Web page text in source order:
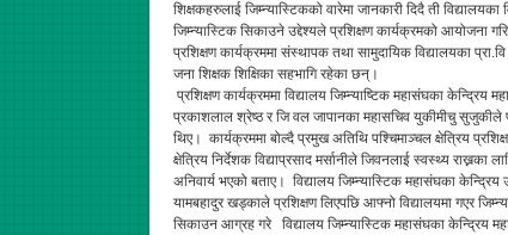
शिक्षकहरुलाई जिम्न्यास्टिकको वारेमा जानकारी दिदै ती विद्यालयका
जिम्न्यास्टिक सिकाउने उद्देश्यले प्रशिक्षण कार्यक्रमको आयोजना
प्रशिक्षण कार्यक्रममा संस्थापक तथा सामुदायिक विद्यालयका
जना शिक्षक शिक्षिका सहभागि रहेका छन्।
प्रशिक्षण कार्यक्रममा विद्यालय जिम्न्याष्टिक महासंघका केन्द्रिय
प्रकाशलाल श्रेष्ठ र जि वल जापानका महासचिव युकीमीचु सुजुकीले
थिए। कार्यक्रममा बोल्दै प्रमुख अतिथि पश्चिमाञ्चल क्षेत्रिय
क्षेत्रिय निर्देशक विद्याप्रसाद मर्सानीले जिवनलाई स्वस्थ्य राख्नका
अनिवार्य भएको बताए। विद्यालय जिम्न्यास्टिक महासंघका केन्द्रिय
यामबहादुर खड्काले प्रशिक्षण लिएपछि आफ्नो विद्यालयमा गएर
सिकाउन आग्रह गरे विद्यालय जिम्न्यास्टिक महासंघका केन्द्रिय